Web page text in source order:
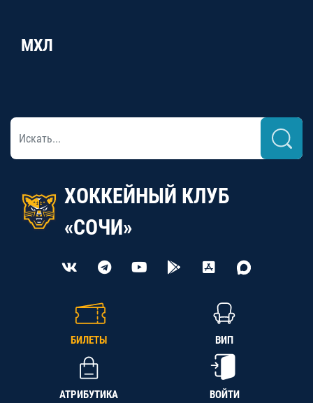
МХЛ
ХОККЕЙНЫЙ КЛУБ
«СОЧИ»
БИЛЕТЫ ВИП
АТРИБУТИКА ВОЙТИ